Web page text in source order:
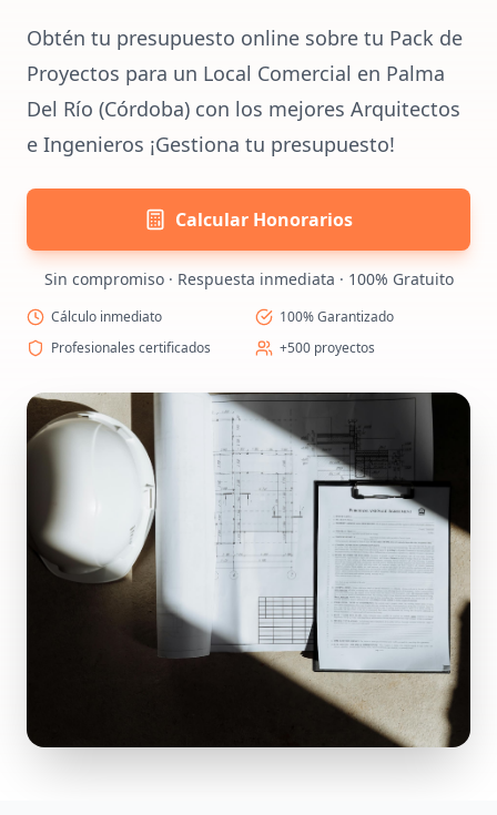
Obtén tu presupuesto online sobre tu Pack de
Proyectos para un Local Comercial en Palma
Del Río (Córdoba) con los mejores Arquitectos
e Ingenieros ¡Gestiona tu presupuesto!
Calcular Honorarios
Sin compromiso · Respuesta inmediata · 100% Gratuito
Cálculo inmediato
100% Garantizado
Profesionales certificados
+500 proyectos